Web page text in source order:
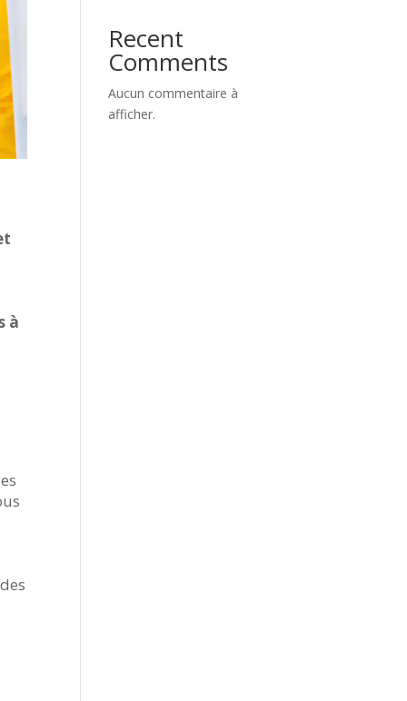
à
Recent
Comments
Aucun commentaire à
afficher.